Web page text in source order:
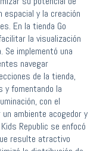
y la creación
En la tienda Go
la visualización
Se implementó una
navegar
de la tienda,
y fomentando la
con el
ambiente acogedor y
Republic se enfocó
resulte atractivo